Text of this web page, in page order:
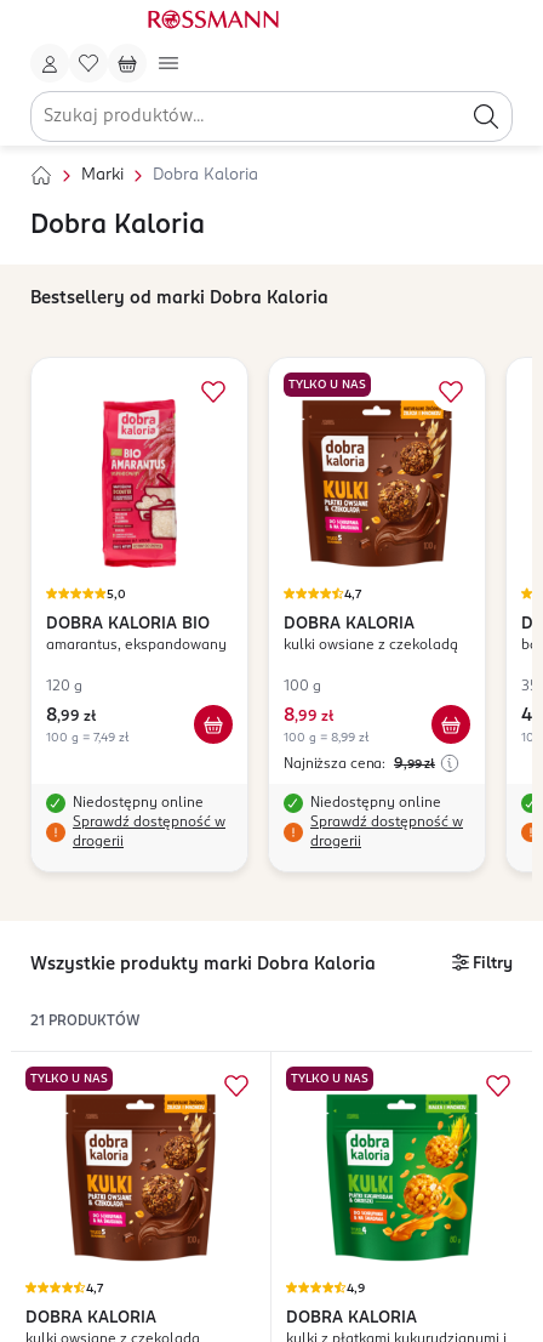
Marki Dobra Kaloria
Dobra Kaloria
Bestsellery od marki Dobra Kaloria
5,0
DOBRA KALORIA BIO
amarantus, ekspandowany
120 g
8,99 zł
100 g = 7,49 zł
Niedostępny online
Sprawdź dostępność w
drogerii
TYLKO U NAS
4,7
DOBRA KALORIA
kulki owsiane z czekoladą
100 g
8,99 zł
100 g = 8,99 zł
Najniższa cena: 9,99 zł
Niedostępny online
Sprawdź dostępność w
drogerii
35
4
100
Wszystkie produkty marki Dobra Kaloria Filtry
21 PRODUKTÓW
TYLKO U NAS
4,7
DOBRA KALORIA
TYLKO U NAS
4,9
DOBRA KALORIA